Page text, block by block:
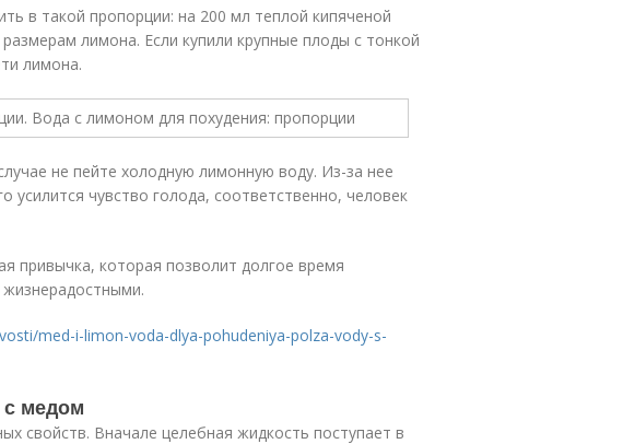
в такой пропорции: на 200 мл теплой кипяченой
лимона. Если купили крупные плоды с тонкой
лимона.
не пейте холодную лимонную воду. Из-за нее
усилится чувство голода, соответственно, человек
привычка, которая позволит долгое время
med-i-limon-voda-dlya-pohudeniya-polza-vody-s-
медом
свойств. Вначале целебная жидкость поступает в